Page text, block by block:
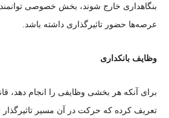
بنگاهداری خارج شوند، بخش خصوصی توانمند
عرصه‌ها حضور تاثیرگذاری داشته باشد.
وظایف بانکداری
برای آنکه هر بخشی وظایفی را انجام دهد،
تعریف کرده که حرکت در آن مسیر تاثیرگذار